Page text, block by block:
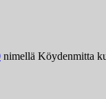
nimellä Köydenmitta